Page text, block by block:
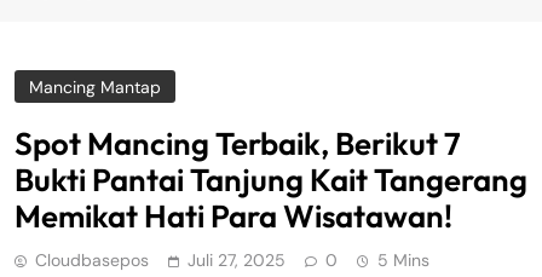
Mancing Mantap
Spot Mancing Terbaik, Berikut 7
Bukti Pantai Tanjung Kait Tangerang
Memikat Hati Para Wisatawan!
Cloudbasepos Juli 27, 2025 0 5 Mins